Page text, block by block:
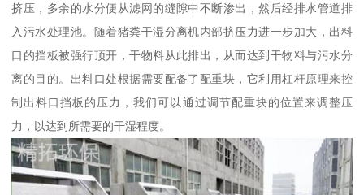
挤压，多余的水分便从滤网的缝隙中不断渗出，然后经排水管道排
入污水处理池。随着猪粪干湿分离机内部挤压力进一步加大，出料
口的挡板被强行顶开，干物料从此排出，从而达到干物料与污水分
离的目的。出料口处根据需要配备了配重块，它利用杠杆原理来控
制出料口挡板的压力，我们可以通过调节配重块的位置来调整压
力，以达到所需要的干湿程度。